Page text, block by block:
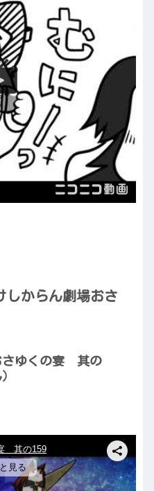
しからん劇場おさ
さゆくの宴 其の